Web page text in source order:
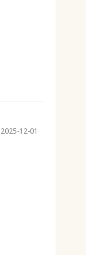
2025-12-01